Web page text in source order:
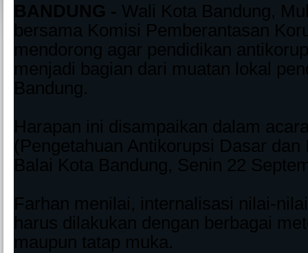
BANDUNG - Wali Kota Bandung,
bersama Komisi Pemberantasan
mendorong agar pendidikan
menjadi bagian dari muatan lokal
Bandung.
Harapan ini disampaikan dalam
(Pengetahuan Antikorupsi Dasar dan
Balai Kota Bandung, Senin 22
Farhan menilai, internalisasi nilai-
harus dilakukan dengan berbagai
maupun tatap muka.